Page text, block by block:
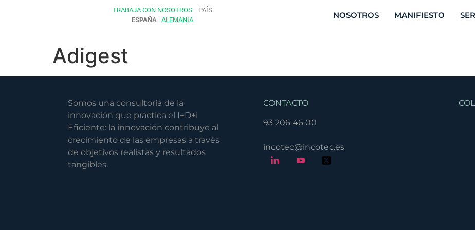
TRABAJA CON NOSOTROSPAÍS:
ESPAÑA| ALEMANIA NOSOTROS MANIFIESTO
Adigest
Somos una consultoría de la
innovación que practica el I+D+i
Eficiente: la innovación contribuye al
crecimiento de las empresas a través
de objetivos realistas y resultados
tangibles.
CONTACTO
93 206 46 00
incotec@incotec.es